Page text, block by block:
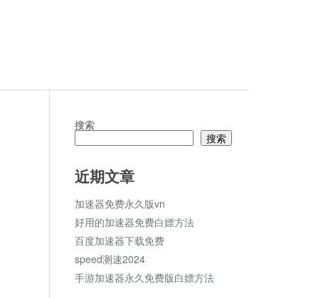
搜索
搜索
近期文章
加速器免费永久版vn
好用的加速器免费白嫖方法
百度加速器下载免费
speed测速2024
手游加速器永久免费版白嫖方法